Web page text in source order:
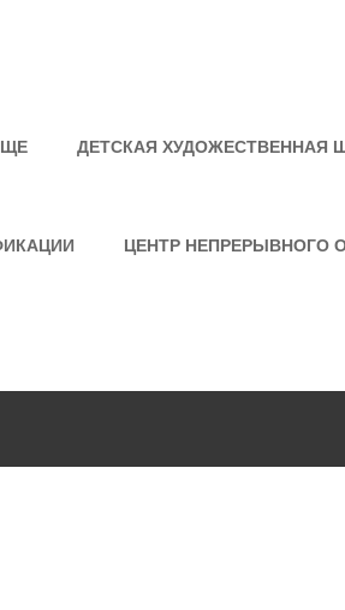
ДЕТСКАЯ ХУДОЖЕСТВЕННАЯ
ЦЕНТР НЕПРЕРЫВНОГО